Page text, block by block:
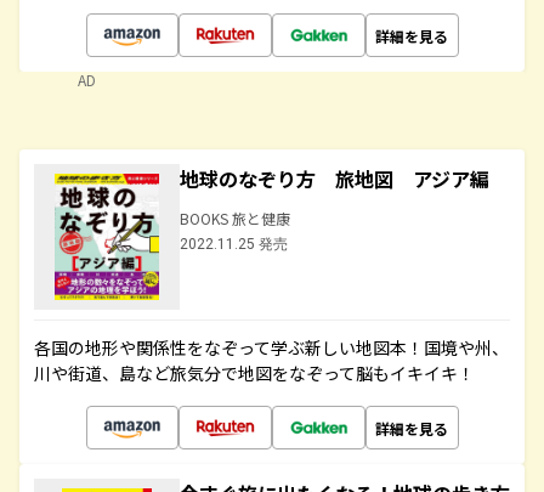
詳細を見る
AD
地球のなぞり方 旅地図 アジア編
BOOKS 旅と健康
2022.11.25 発売
各国の地形や関係性をなぞって学ぶ新しい地図本！国境や州、
川や街道、島など旅気分で地図をなぞって脳もイキイキ！
詳細を見る